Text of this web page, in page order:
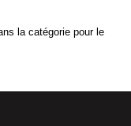
la catégorie pour le